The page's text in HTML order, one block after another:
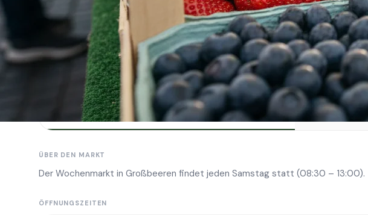
Markttage
Samstag
Standort
Großbeeren
Über den Markt
ÜBER DEN MARKT
Der Wochenmarkt in Großbeeren findet jeden Samstag statt (08:30 – 13:00).
ÖFFNUNGSZEITEN